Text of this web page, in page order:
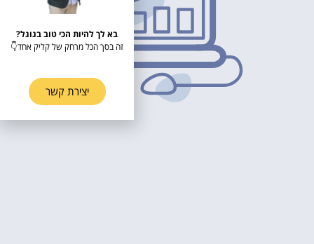
בא לך להיות הכי טוב בגוגל?
זה בסך הכל מרחק של קליק אחד👇
יצירת קשר